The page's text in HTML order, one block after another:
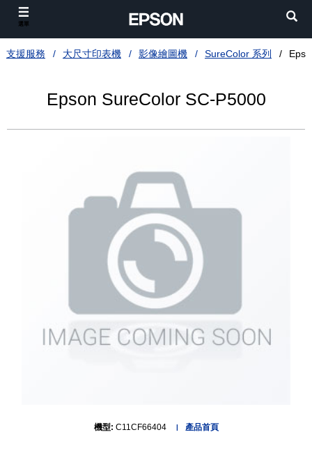
支援服務 大尺寸印表機 影像繪圖機 SureColor 系列
Epson SureColor SC-P5000
機型: C11CF66404 產品首頁